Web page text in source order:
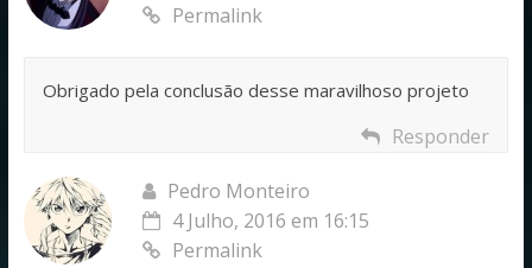
Permalink
Obrigado pela conclusão desse maravilhoso projeto
Responder
Pedro Monteiro
4 Julho, 2016 em 16:15
Permalink